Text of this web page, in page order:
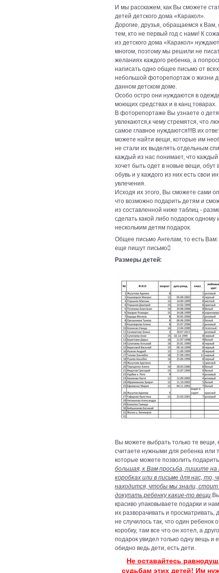
И мы расскажем, как Вы сможете
детей детского дома «Каракол».
Дорогие, друзья, обращаемся к Вам,
тем, кто не первый год с нами! К
из детского дома «Каракол»
многом, поэтому мы решили не
желаниях каждого ребенка, а
написать одно общее письмо от
небольшой фоторепортаж о жизни
данном детском доме.
Особо остро они нуждаются в
моющих средствах и в канц.товарах.
В фоторепортаже Вы узнаете о
увлекаются,к чему стремятся, что
самое главное нуждаются!!!В их
можете найти вещи, которые им
не стали их выделять отдельным
каждый из нас понимает, что
хочет быть одет в новые вещи, обут
обувь и у каждого из них есть свои
увлечения.
Исходя их этого, Вы сможете сами
что возможно подарить детям и
из составленной ниже таблиц -
сделать какой либо подарок одному
нескольким детям подарок.
Общее письмо Ангелам, то есть Вам:
еще пишут письмо
Размеры детей:
Вы можете выбрать только те вещи,
считаете нужными для ребенка или
которые можете позволить
большая, к Вам просьба, пишите на
коробках или в письме для нас, то,
находится, чтобы мы знали,
докупать ребенку какие-то вещи
красиво упаковываете подарки и
их разворачивать и просматривать,
не случилось так, что один ребенок
коробку, там все что он хотел, а
подарок увидел только одну вещь и
обидно ведь дети, есть дети.
Не оставайтесь
судьбам этих детей! Им